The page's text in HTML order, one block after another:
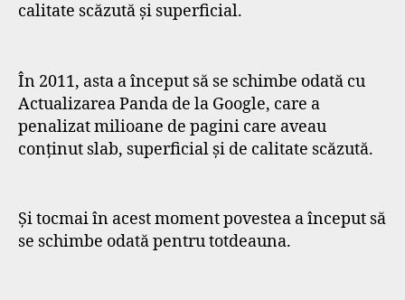
calitate scăzută și superficial.
În 2011, asta a început să se schimbe odată cu
Actualizarea Panda de la Google, care a
penalizat milioane de pagini care aveau
conținut slab, superficial și de calitate scăzută.
Și tocmai în acest moment povestea a început să
se schimbe odată pentru totdeauna.